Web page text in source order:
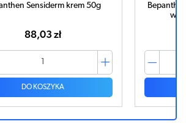
Sensiderm krem 50g
88,03 zł
DO KOSZYKA